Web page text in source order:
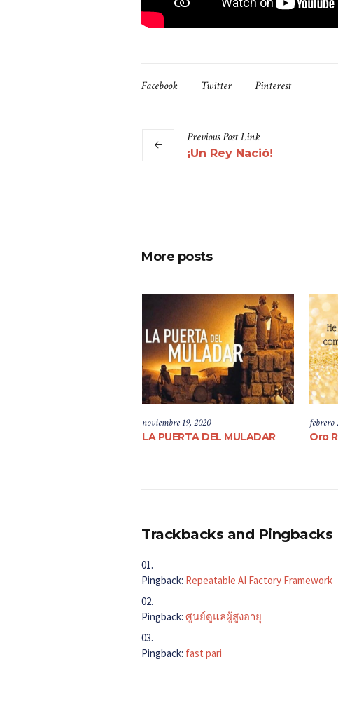
Facebook Twitter Pinterest
PreviousPostLink
¡Un Rey Nació!
More posts
noviembre 19, 2020
LA PUERTA DEL MULADAR
febrero
Oro
Trackbacks and Pingbacks
Pingback: Repeatable AI Factory Framework
Pingback: ศูนย์ดูแลผู้สูงอายุ
Pingback: fast pari